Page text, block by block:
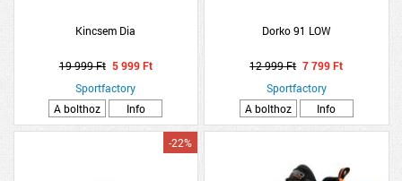
Kincsem Dia
19 999 Ft 5 999 Ft
Sportfactory
A bolthoz
Info
Dorko 91 LOW
12 999 Ft 7 799 Ft
Sportfactory
A bolthoz
Info
-22%